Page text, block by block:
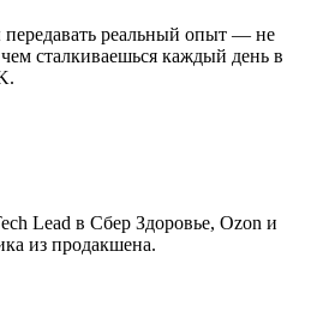
передавать реальный опыт — не
сталкиваешься каждый день в
Lead в Сбер Здоровье, Ozon и
из продакшена.